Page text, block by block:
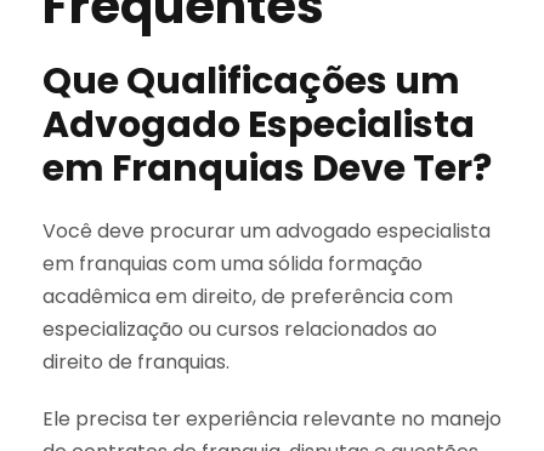
Que Qualificações um
Advogado Especialista
em Franquias Deve Ter?
Você deve procurar um advogado especialista
em franquias com uma sólida formação
acadêmica em direito, de preferência com
especialização ou cursos relacionados ao
direito de franquias.
Ele precisa ter experiência relevante no manejo